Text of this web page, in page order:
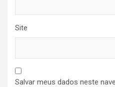
Site
Salvar meus dados neste